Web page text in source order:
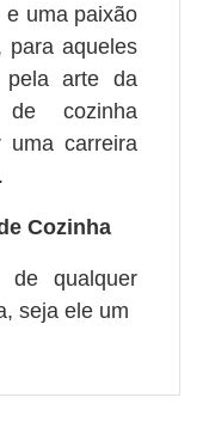
e uma paixão
para aqueles
pela arte da
cozinha
uma carreira
Cozinha
qualquer
seja ele um